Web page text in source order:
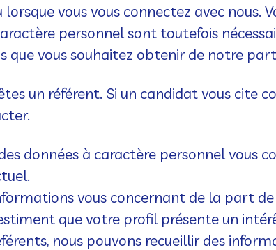
vous vous connectez avec nous.
personnel sont toutefois
que vous souhaitez obtenir de notre
un référent. Si un candidat vous cite
données à caractère personnel vous
vous concernant de la part
que votre profil présente un
nous pouvons recueillir des